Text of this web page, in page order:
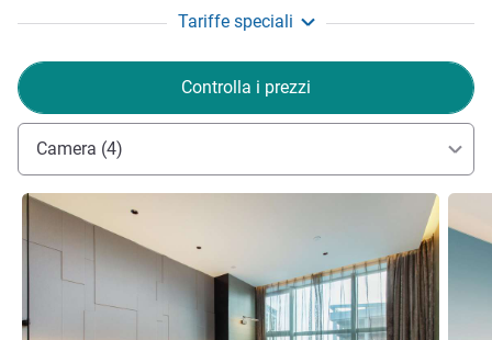
Tariffe speciali
Controlla i prezzi
Camera (4)
Visualizza dettagli